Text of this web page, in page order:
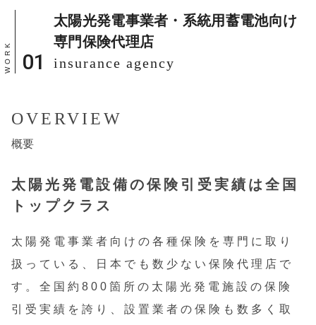
太陽光発電事業者・系統用蓄電池向け
専門保険代理店
insurance agency
OVERVIEW
概要
太陽光発電設備の保険引受実績は全国
トップクラス
太陽発電事業者向けの各種保険を専門に取り
扱っている、日本でも数少ない保険代理店で
す。全国約800箇所の太陽光発電施設の保険
引受実績を誇り、設置業者の保険も数多く取